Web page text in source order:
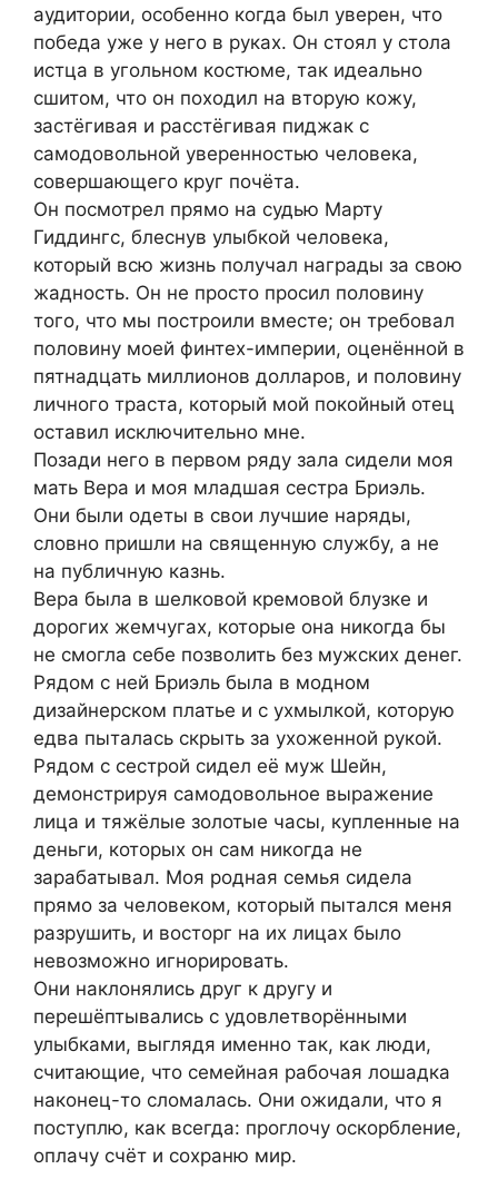
аудитории, особенно когда был уверен, что
победа уже у него в руках. Он стоял у стола
истца в угольном костюме, так идеально
сшитом, что он походил на вторую кожу,
застёгивая и расстёгивая пиджак с
самодовольной уверенностью человека,
совершающего круг почёта.
Он посмотрел прямо на судью Марту
Гиддингс, блеснув улыбкой человека,
который всю жизнь получал награды за свою
жадность. Он не просто просил половину
того, что мы построили вместе; он требовал
половину моей финтех-империи, оценённой в
пятнадцать миллионов долларов, и половину
личного траста, который мой покойный отец
оставил исключительно мне.
Позади него в первом ряду зала сидели моя
мать Вера и моя младшая сестра Бриэль.
Они были одеты в свои лучшие наряды,
словно пришли на священную службу, а не
на публичную казнь.
Вера была в шелковой кремовой блузке и
дорогих жемчугах, которые она никогда бы
не смогла себе позволить без мужских денег.
Рядом с ней Бриэль была в модном
дизайнерском платье и с ухмылкой, которую
едва пыталась скрыть за ухоженной рукой.
Рядом с сестрой сидел её муж Шейн,
демонстрируя самодовольное выражение
лица и тяжёлые золотые часы, купленные на
деньги, которых он сам никогда не
зарабатывал. Моя родная семья сидела
прямо за человеком, который пытался меня
разрушить, и восторг на их лицах было
невозможно игнорировать.
Они наклонялись друг к другу и
перешёптывались с удовлетворёнными
улыбками, выглядя именно так, как люди,
считающие, что семейная рабочая лошадка
наконец-то сломалась. Они ожидали, что я
поступлю, как всегда: проглочу оскорбление,
оплачу счёт и сохраню мир.